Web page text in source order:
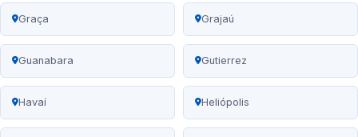
Graça Grajaú
Guanabara Gutierrez
Havaí Heliópolis